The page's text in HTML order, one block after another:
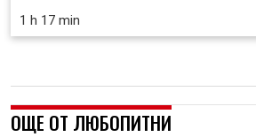
1 h 17 min
ОЩЕ ОТ ЛЮБОПИТНИ